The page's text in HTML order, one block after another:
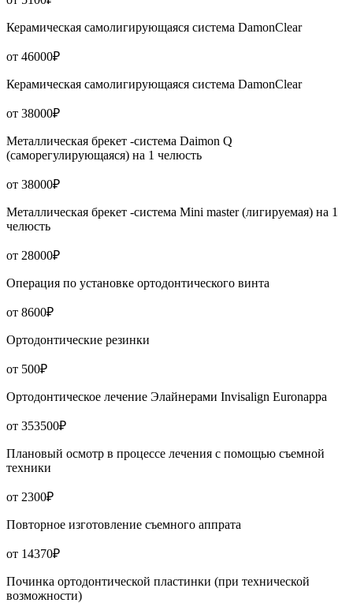
Керамическая самолигирующаяся система DamonClear
от 46000₽
Керамическая самолигирующаяся система DamonClear
от 38000₽
Металлическая брекет -система Daimon Q
(саморегулирующаяся) на 1 челюсть
от 38000₽
Металлическая брекет -система Mini master (лигируемая) на 1
челюсть
от 28000₽
Операция по установке ортодонтического винта
от 8600₽
Ортодонтические резинки
от 500₽
Ортодонтическое лечение Элайнерами Invisalign Euronappa
от 353500₽
Плановый осмотр в процессе лечения с помощью съемной
техники
от 2300₽
Повторное изготовление съемного аппрата
от 14370₽
Починка ортодонтической пластинки (при технической
возможности)